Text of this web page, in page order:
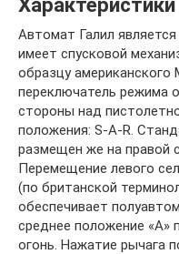
Автомат Галил
имеет спусковой
образцу американского
переключатель режима
стороны над
положения: S-A-R.
размещен же на правой
Перемещение левого
(по британской
обеспечивает
среднее положение «А»
огонь. Нажатие рычага